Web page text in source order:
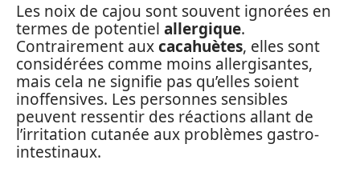
Les noix de cajou sont souvent ignorées en
termes de potentiel allergique.
Contrairement auxcacahuètes, elles sont
considérées comme moins allergisantes,
mais cela ne signifie pas qu’elles soient
inoffensives. Les personnes sensibles
peuvent ressentir des réactions allant de
l’irritation cutanée aux problèmes gastro-
intestinaux.